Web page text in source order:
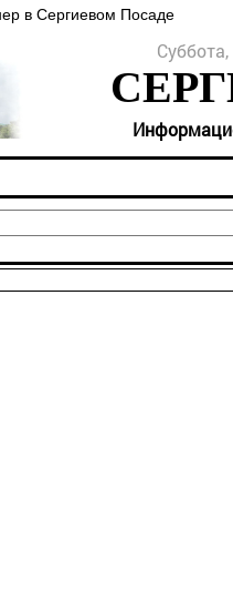
в Сергиевом Посаде